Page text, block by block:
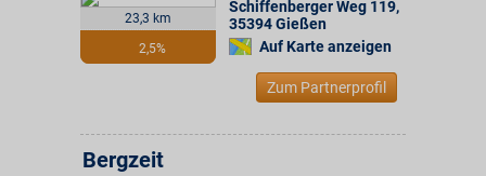
23,3 km
2,5%
Schiffenberger Weg 119,
35394Gießen
Auf Karte anzeigen
Zum Partnerprofil
Bergzeit